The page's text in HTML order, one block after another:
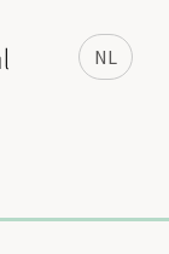
NL